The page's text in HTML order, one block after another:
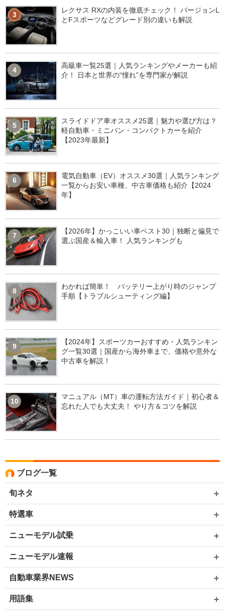
3
レクサス RXの内装を徹底チェック！ バージョンL
とFスポーツなどグレード別の違いも解説
4
高級車一覧25選｜人気ランキングやメーカーも紹
介！ 日本と世界の“憧れ”を専門家が解説
5
スライドドア車オススメ25選｜魅力や選び方は？
軽自動車・ミニバン・コンパクトカーを紹介
【2023年最新】
6
電気自動車（EV）オススメ30選｜人気ランキング
一覧からお安い車種、中古車価格も紹介【2024
年】
7
【2026年】かっこいい車ベスト30｜独断と偏見で
選ぶ国産＆輸入車！ 人気ランキングも
8
わかれば簡単！ バッテリー上がり時のジャンプ
手順【トラブルシューティング編】
9
【2024年】スポーツカーおすすめ・人気ランキン
グ一覧30選｜国産から海外車まで、価格や意外な
中古車を解説！
10
マニュアル（MT）車の運転方法ガイド｜初心者＆
忘れた人でも大丈夫！ やり方＆コツを解説
ブログ一覧
旬ネタ
特選車
ニューモデル試乗
ニューモデル速報
自動車業界NEWS
用語集